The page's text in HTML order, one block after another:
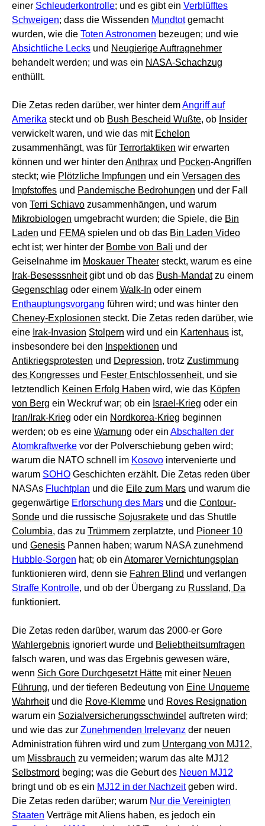
einer Schleuderkontrolle; und es gibt ein Verblüfftes
Schweigen; dass die Wissenden Mundtotgemacht
wurden, wie die Toten Astronomen bezeugen; und wie
Absichtliche Lecks und Neugierige Auftragnehmer
behandelt werden; und was ein NASA-Schachzug
enthüllt.
Die Zetas reden darüber, wer hinter demAngriff auf
Amerika steckt und ob Bush Bescheid Wußte, ob Insider
verwickelt waren, und wie das mit Echelon
zusammenhängt, was für Terrortaktiken wir erwarten
können und wer hinter den Anthrax und Pocken-Angriffen
steckt; wie Plötzliche Impfungen und ein Versagen des
Impfstoffes und Pandemische Bedrohungen und der Fall
von Terri Schiavo zusammenhängen, und warum
Mikrobiologen umgebracht wurden; die Spiele, die Bin
Laden und FEMAspielen und ob das Bin Laden Video
echt ist; wer hinter der Bombe von Bali und der
Geiselnahme im Moskauer Theater steckt, warum es eine
Irak-Besesssnheitgibt und ob das Bush-Mandatzu einem
Gegenschlag oder einem Walk-In oder einem
Enthauptungsvorgang führen wird; und was hinter den
Cheney-Explosionen steckt. Die Zetas reden darüber, wie
eine Irak-Invasion Stolpern wird und ein Kartenhaus ist,
insbesondere bei den Inspektionen und
Antikriegsprotesten und Depression, trotz Zustimmung
des Kongresses und Fester Entschlossenheit, und sie
letztendlich Keinen Erfolg Haben wird, wie das Köpfen
von Berg ein Weckruf war; ob ein Israel-Krieg oder ein
Iran/Irak-Krieg oder ein Nordkorea-Krieg beginnen
werden; ob es eine Warnung oder ein Abschalten der
Atomkraftwerke vor der Polverschiebung geben wird;
warum die NATO schnell im Kosovo intervenierte und
warum SOHO Geschichten erzählt. Die Zetas reden über
NASAs Fluchtplan und die Eile zum Mars und warum die
gegenwärtige Erforschung des Mars und die Contour-
Sonde und die russische Sojusrakete und das Shuttle
Columbia, das zu Trümmern zerplatzte, und Pioneer 10
und Genesis Pannen haben; warum NASA zunehmend
Hubble-Sorgen hat; ob ein Atomarer Vernichtungsplan
funktionieren wird, denn sie Fahren Blind und verlangen
Straffe Kontrolle, und ob der Übergang zu Russland, Da
funktioniert.
Die Zetas reden darüber, warum das 2000-er Gore
Wahlergebnis ignoriert wurde und Beliebtheitsumfragen
falsch waren, und was das Ergebnis gewesen wäre,
wenn Sich Gore Durchgesetzt Hätte mit einer Neuen
Führung, und der tieferen Bedeutung von Eine Unqueme
Wahrheitund die Rove-Klemme und Roves Resignation
warum ein Sozialversicherungsschwindel auftreten wird;
und wie das zur Zunehmenden Irrelevanz der neuen
Administration führen wird und zum Untergang von MJ12,
um Missbrauch zu vermeiden; warum das alte MJ12
Selbstmord beging; was die Geburt des Neuen MJ12
bringt und ob es ein MJ12 in der Nachzeitgeben wird.
Die Zetas reden darüber; warum Nur die Vereinigten
Staaten Verträge mit Aliens haben, es jedoch ein